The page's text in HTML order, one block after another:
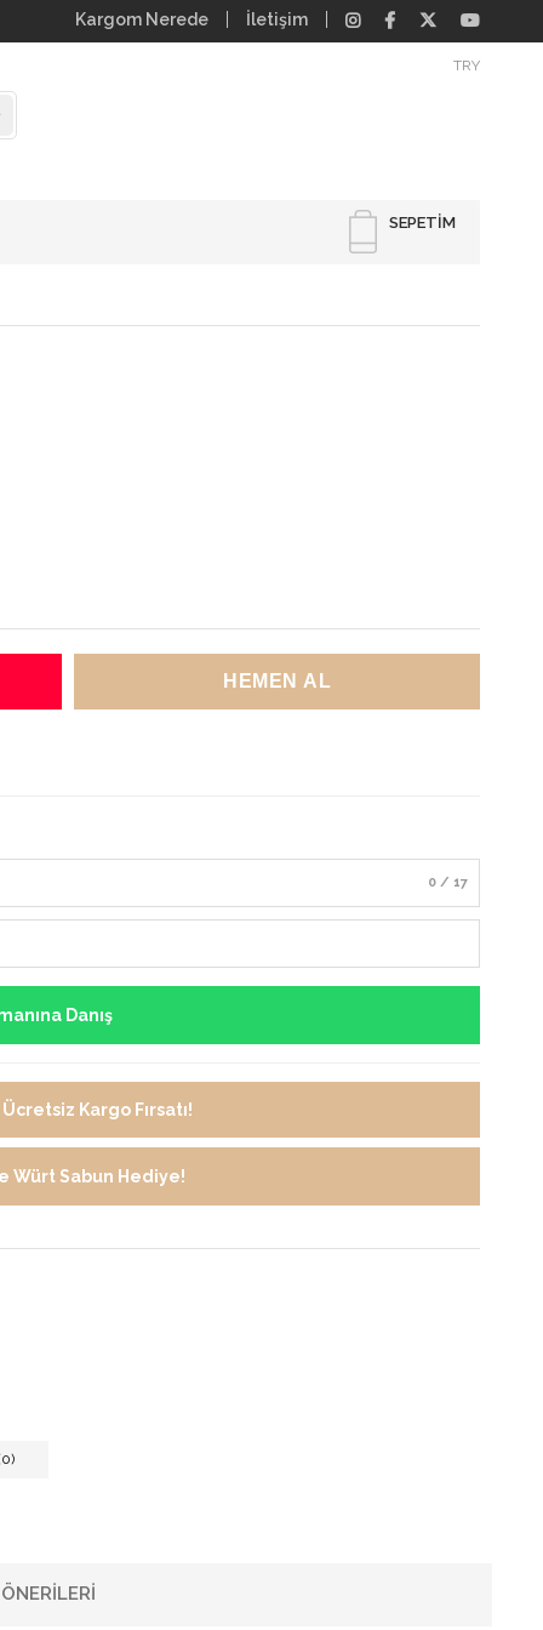
Kargom Nerede İletişim
TRY
SEPETIM
0 / 17
Danış
Kargo Fırsatı!
Würt Sabun Hediye!